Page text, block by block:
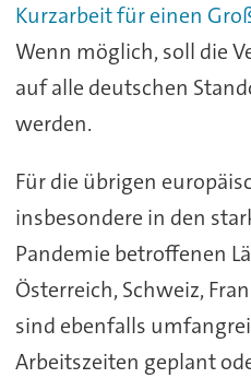
Kurzarbeit für einen
Wenn möglich, soll die
auf alle deutschen
werden.
Für die übrigen
insbesondere in den
Pandemie betroffenen
Österreich, Schweiz,
sind ebenfalls
Arbeitszeiten geplant